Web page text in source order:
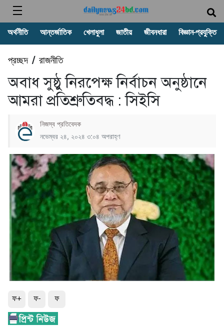
অর্থনীতি আন্তর্জাতিক খেলাধুলা জাতীয় জীবনধারা বিজ্ঞান-প্রযুক্তি
প্রচ্ছদ/ রাজনীতি
অবাধ সুষ্ঠু নিরপেক্ষ নির্বাচন অনুষ্ঠানে
আমরা প্রতিশ্রুতিবদ্ধ : সিইসি
নিজস্ব প্রতিবেদক
নভেম্বর ২৪, ২০২৪ ৩:০৪ অপরাহ্ণ
ফ+ ফ- ফ